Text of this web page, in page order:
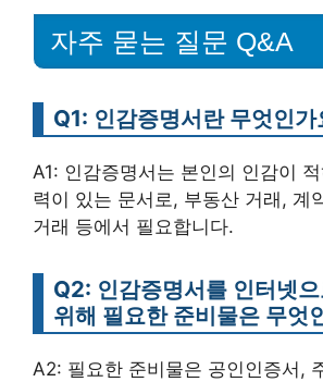
자주 묻는 질문 Q&A
Q1: 인감증명서란 무엇인가
A1: 인감증명서는 본인의 인감이
력이 있는 문서로, 부동산 거래, 계
거래 등에서 필요합니다.
Q2: 인감증명서를 인터넷
위해 필요한 준비물은 무엇
A2: 필요한 준비물은 공인인증서,